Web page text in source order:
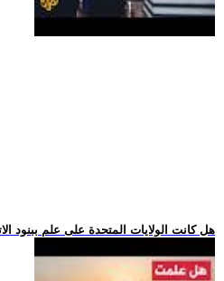
.. هل كانت الولايات المتحدة على علم ببنود